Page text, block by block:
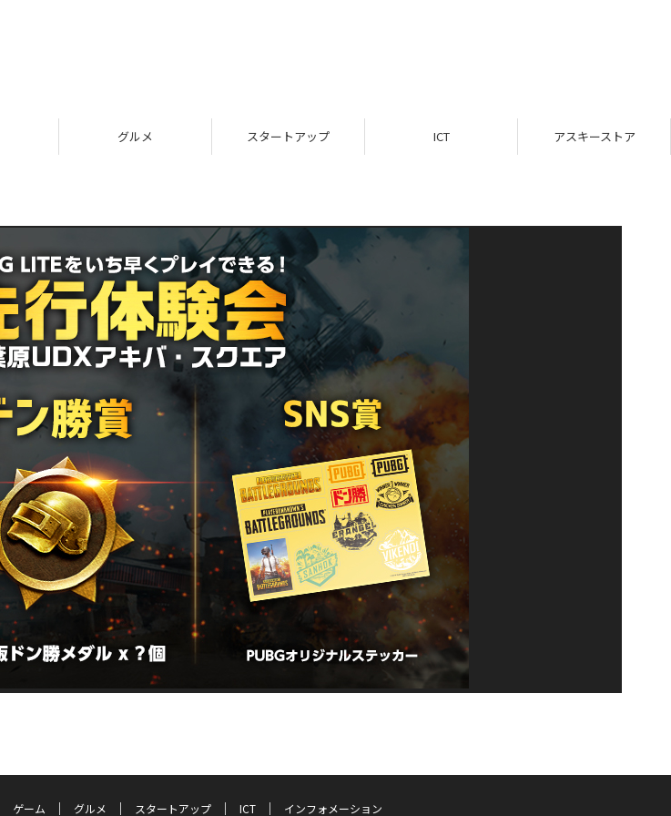
グルメ スタートアップ ICT アスキーストア
ゲーム グルメ スタートアップ ICT インフォメーション